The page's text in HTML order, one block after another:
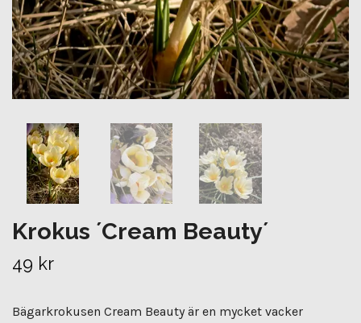
Krokus ´Cream Beauty´
49 kr
Bägarkrokusen Cream Beauty är en mycket vacker